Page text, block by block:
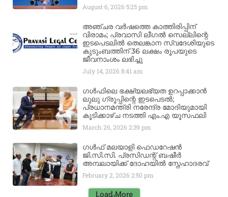
August 6, 20265:25 pm
അഞ്ചര വർഷത്തെ കാത്തിരിപ്പിന്
വിരാമം; പ്രവാസി ലീഗൽ സെല്ലിന്റെ
ഇടപെടലിൽ തെലങ്കാന സ്വദേശിയുടെ
കുടുംബത്തിന് 36 ലക്ഷം രൂപയുടെ
ജീവനാംശം ലഭിച്ചു
July 14, 20268:41 am
ഗൾഫിലെ ഭക്ഷ്യലഭ്യത ഉറപ്പാക്കാൻ
ലുലു ഗ്രൂപ്പിന്റെ ഇടപെടൽ;
പ്രധാനമന്ത്രി നരേന്ദ്ര മോദിയുമായി
കൂടിക്കാഴ്ച നടത്തി എം.എ യൂസഫലി
March 26, 20262:39 pm
ഗൾഫ് മലയാളി ഫെഡറേഷൻ
ജി.സി.സി. പ്രസിഡന്റ് ബഷീർ
അമ്പലായിക്ക് ദോഹയിൽ സ്നേഹാദരവ്
February 2, 20262:50 pm
Load More